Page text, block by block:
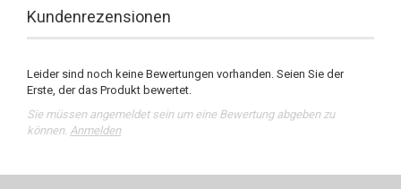
Kundenrezensionen
Leider sind noch keine Bewertungen vorhanden. Seien Sie der
Erste, der das Produkt bewertet.
Sie müssen angemeldet sein um eine Bewertung abgeben zu
können. Anmelden